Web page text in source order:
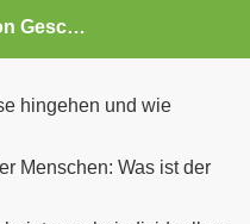
Science Fiction Geschichten
hingehen und wie
Menschen: Was ist der